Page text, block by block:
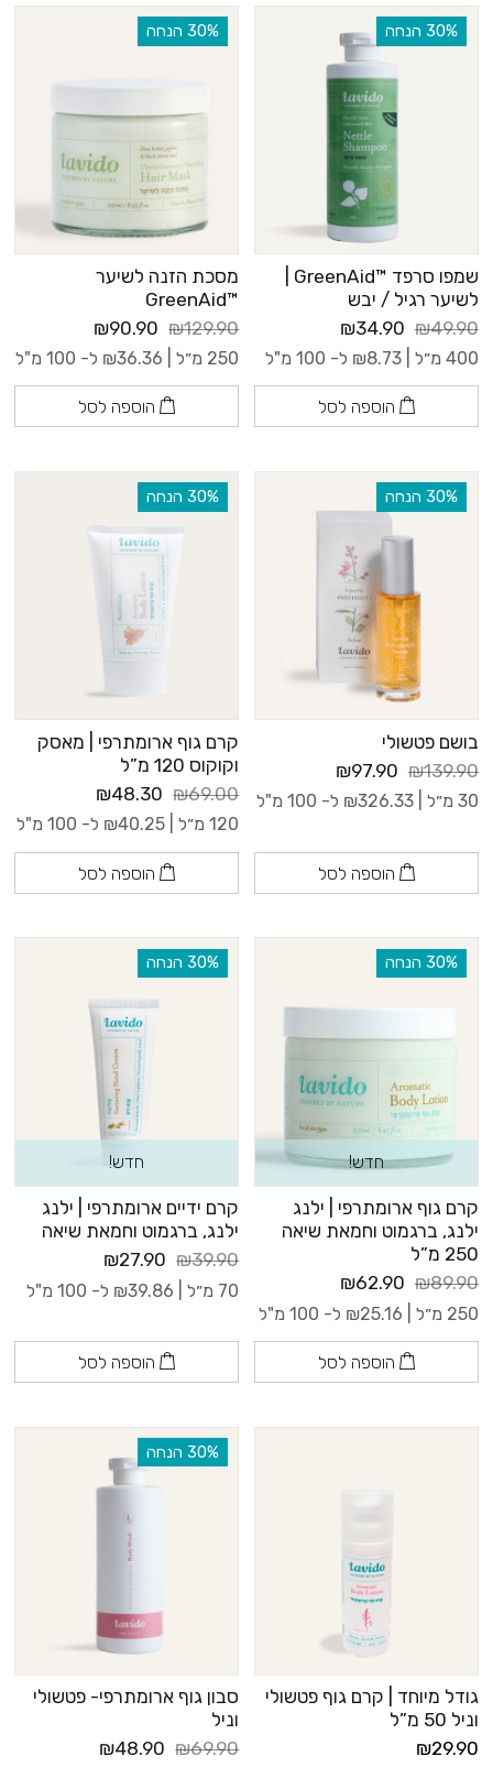
‫30% הנחה
לשיער רגיל / יבש
₪49.90
₪34.90
400 מ״ל | ₪8.73 ל- 100 מ"ל
הוספה לסל
‫30% הנחה
מסכת הזנה לשיער
™GreenAid
₪129.90
₪90.90
250 מ״ל | ₪36.36 ל- 100 מ"ל
הוספה לסל
‫30% הנחה
בושם פטשולי
₪139.90
₪97.90
30 מ״ל | ₪326.33 ל- 100 מ"ל
הוספה לסל
‫30% הנחה
קרם גוף ארומתרפי | מאסק
וקוקוס 120 מ”ל
₪69.00
₪48.30
120 מ״ל | ₪40.25 ל- 100 מ"ל
הוספה לסל
‫30% הנחה
חדש!
קרם גוף ארומתרפי | ילנג
ילנג, ברגמוט וחמאת שיאה
250 מ”ל
₪89.90
₪62.90
250 מ״ל | ₪25.16 ל- 100 מ"ל
הוספה לסל
‫30% הנחה
חדש!
קרם ידיים ארומתרפי | ילנג
ילנג, ברגמוט וחמאת שיאה
₪39.90
₪27.90
70 מ״ל | ₪39.86 ל- 100 מ"ל
הוספה לסל
גודל מיוחד | קרם גוף פטשולי
וניל 50 מ”ל
₪29.90
‫30% הנחה
סבון גוף ארומתרפי- פטשולי
וניל
₪69.90
₪48.90